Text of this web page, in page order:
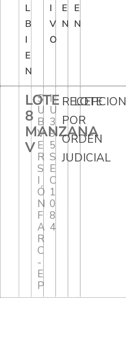
L
B
I
E
N
I
V
O
E
N
E
N
LOTE
8
MANZANA
V
S
U
B
V
E
R
S
I
Ó
N
F
A
R
C
-
E
P
I
U
3
9
5
S
E
C
1
0
8
4
RECEPCION
POR
ORDEN
JUDICIAL
LOTE